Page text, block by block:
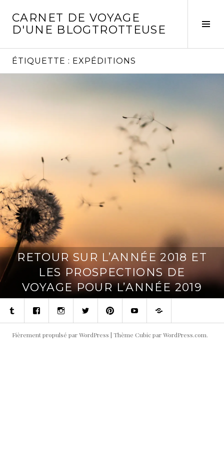
contenu
CARNET DE VOYAGE
D'UNE BLOGTROTTEUSE
ÉTIQUETTE : EXPÉDITIONS
RETOUR SUR L’ANNÉE 2018 ET
LES PROSPECTIONS DE
VOYAGE POUR L’ANNÉE 2019
TumblrFacebookInstagramTwitterPinterestYoutubeContact
Fièrement propulsé par WordPress | Thème Cubic parWordPress.com.